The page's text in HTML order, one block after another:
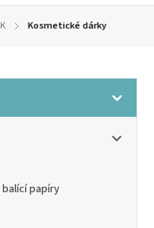
/ Kosmetické dárky
papíry